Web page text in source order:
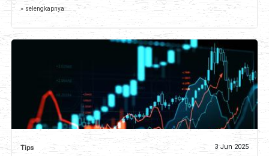
» selengkapnya
Tips 3 Jun 2025